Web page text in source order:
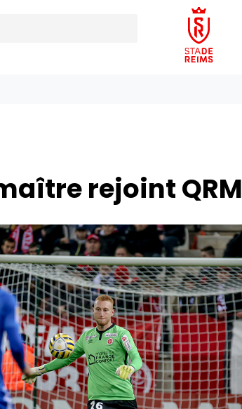
rejoint QRM